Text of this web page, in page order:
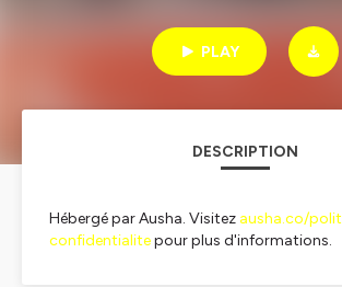
PLAY
DESCRIPTION
Hébergé par Ausha. Visitez ausha.co/
confidentialitepour plus d'informations.